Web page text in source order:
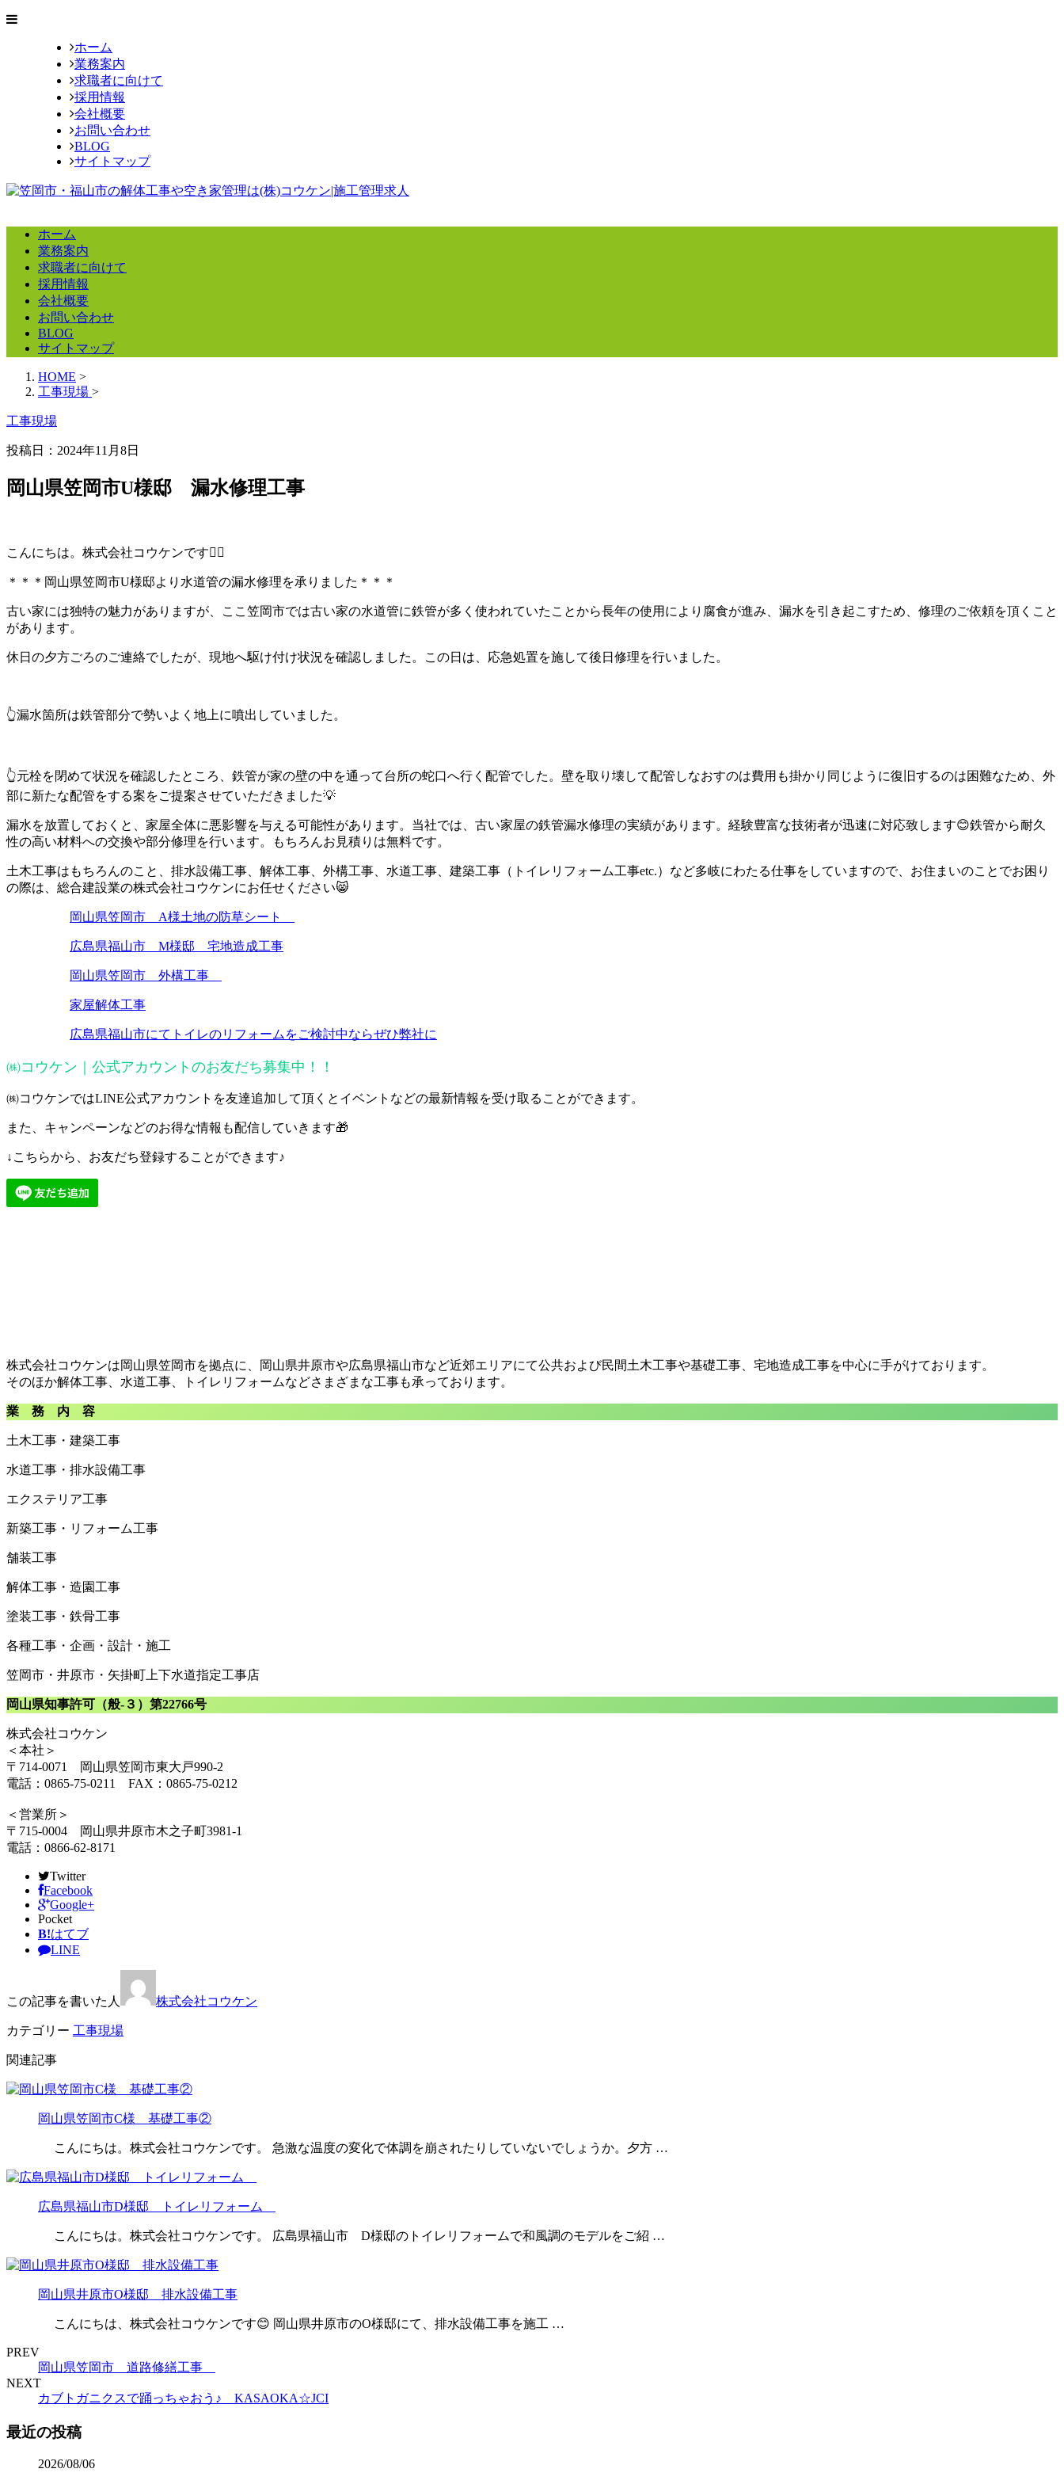
ホーム
業務案内
求職者に向けて
採用情報
会社概要
お問い合わせ
BLOG
サイトマップ
ホーム
業務案内
求職者に向けて
採用情報
会社概要
お問い合わせ
BLOG
サイトマップ
HOME >
工事現場 >
工事現場
投稿日： 2024年11月8日
岡山県笠岡市U様邸 漏水修理工事
こんにちは。株式会社コウケンです👷‍♂️
＊＊＊岡山県笠岡市U様邸より水道管の漏水修理を承りました＊＊＊
古い家には独特の魅力がありますが、ここ笠岡市では古い家の水道管に鉄管が多く使われていたことから長年の使用により腐食が進み、漏水を引き起こすため、修理のご依頼を頂くこと
があります。
休日の夕方ごろのご連絡でしたが、現地へ駆け付け状況を確認しました。この日は、応急処置を施して後日修理を行いました。
👆漏水箇所は鉄管部分で勢いよく地上に噴出していました。
👆元栓を閉めて状況を確認したところ、鉄管が家の壁の中を通って台所の蛇口へ行く配管でした。壁を取り壊して配管しなおすのは費用も掛かり同じように復旧するのは困難なため、外
部に新たな配管をする案をご提案させていただきました💡
漏水を放置しておくと、家屋全体に悪影響を与える可能性があります。当社では、古い家屋の鉄管漏水修理の実績があります。経験豊富な技術者が迅速に対応致します😊鉄管から耐久
性の高い材料への交換や部分修理を行います。もちろんお見積りは無料です。
土木工事はもちろんのこと、排水設備工事、解体工事、外構工事、水道工事、建築工事（トイレリフォーム工事etc.）など多岐にわたる仕事をしていますので、お住まいのことでお困り
の際は、総合建設業の株式会社コウケンにお任せください😸
岡山県笠岡市 A様土地の防草シート
広島県福山市 M様邸 宅地造成工事
岡山県笠岡市 外構工事
家屋解体工事
広島県福山市にてトイレのリフォームをご検討中ならぜひ弊社に
㈱コウケン｜公式アカウントのお友だち募集中！！
㈱コウケンではLINE公式アカウントを友達追加して頂くとイベントなどの最新情報を受け取ることができます。
また、キャンペーンなどのお得な情報も配信していきます🎁
↓こちらから、お友だち登録することができます♪
株式会社コウケンは岡山県笠岡市を拠点に、岡山県井原市や広島県福山市など近郊エリアにて公共および民間土木工事や基礎工事、宅地造成工事を中心に手がけております。
そのほか解体工事、水道工事、トイレリフォームなどさまざまな工事も承っております。
業 務 内 容
土木工事・建築工事
水道工事・排水設備工事
エクステリア工事
新築工事・リフォーム工事
舗装工事
解体工事・造園工事
塗装工事・鉄骨工事
各種工事・企画・設計・施工
笠岡市・井原市・矢掛町上下水道指定工事店
岡山県知事許可（般-３）第22766号
株式会社コウケン
＜本社＞
〒714-0071 岡山県笠岡市東大戸990-2
電話：0865-75-0211 FAX：0865-75-0212
＜営業所＞
〒715-0004 岡山県井原市木之子町3981-1
電話：0866-62-8171
Twitter
Facebook
Google+
Pocket
B!はてブ
LINE
この記事を書いた人 株式会社コウケン
カテゴリー 工事現場
関連記事
岡山県笠岡市C様 基礎工事②
こんにちは。株式会社コウケンです。 急激な温度の変化で体調を崩されたりしていないでしょうか。夕方 …
広島県福山市D様邸 トイレリフォーム
こんにちは。株式会社コウケンです。 広島県福山市 D様邸のトイレリフォームで和風調のモデルをご紹 …
岡山県井原市O様邸 排水設備工事
こんにちは、株式会社コウケンです😊 岡山県井原市のO様邸にて、排水設備工事を施工 …
PREV
岡山県笠岡市 道路修繕工事
NEXT
カブトガニクスで踊っちゃおう♪ KASAOKA☆JCI
最近の投稿
2026/08/06